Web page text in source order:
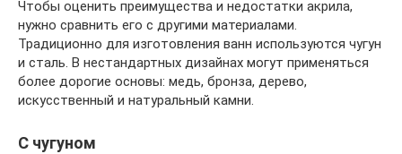
Чтобы оценить преимущества и недостатки акрила,
нужно сравнить его с другими материалами.
Традиционно для изготовления ванн используются чугун
и сталь. В нестандартных дизайнах могут применяться
более дорогие основы: медь, бронза, дерево,
искусственный и натуральный камни.
С чугуном